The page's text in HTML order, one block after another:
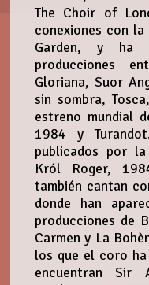
The Choir of
conexiones con
Garden, y ha
producciones
Gloriana, Suor
sin sombra,
estreno mundial
1984 y
publicados por
Król Roger,
también cantan
donde han
producciones de
Carmen y La
los que el coro
encuentran Sir